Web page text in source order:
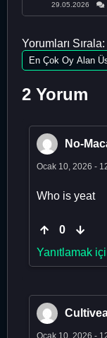
29.05.2026
Yorumları Sırala:
2 Yorum
No-
Ocak 10, 2026 -
Who is yeat
0
Yanıtlamak
Ocak 10, 2026 -